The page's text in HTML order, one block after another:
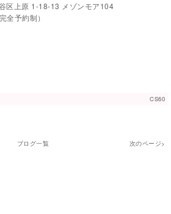
上原 1-18-13 メゾンモア104
予約制）
CS60
ブログ一覧 次のページ>